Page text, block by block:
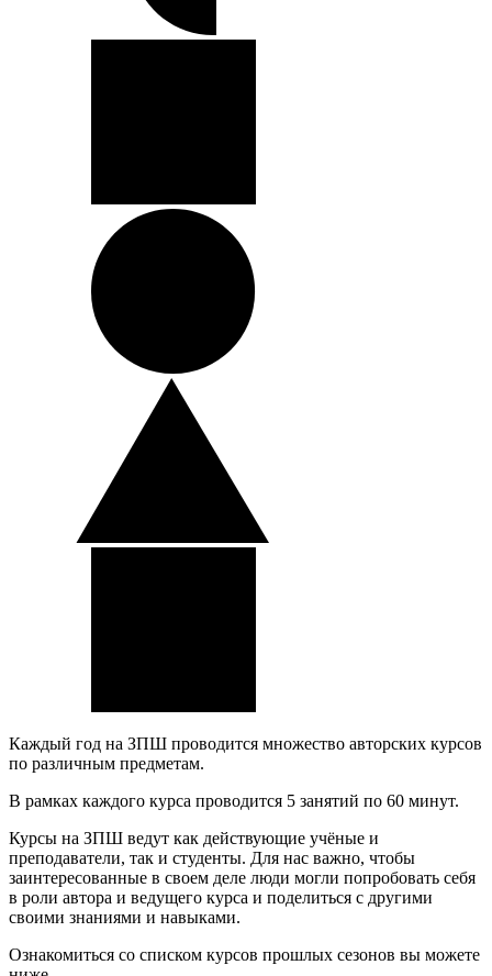
Каждый год на ЗПШ проводится множество авторских курсов
по различным предметам.
В рамках каждого курса проводится 5 занятий по 60 минут.
Курсы на ЗПШ ведут как действующие учёные и
преподаватели, так и студенты. Для нас важно, чтобы
заинтересованные в своем деле люди могли попробовать себя
в роли автора и ведущего курса и поделиться с другими
своими знаниями и навыками.
Ознакомиться со списком курсов прошлых сезонов вы можете